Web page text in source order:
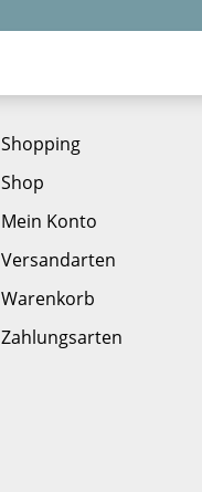
Shopping
Shop
Mein Konto
Versandarten
Warenkorb
Zahlungsarten